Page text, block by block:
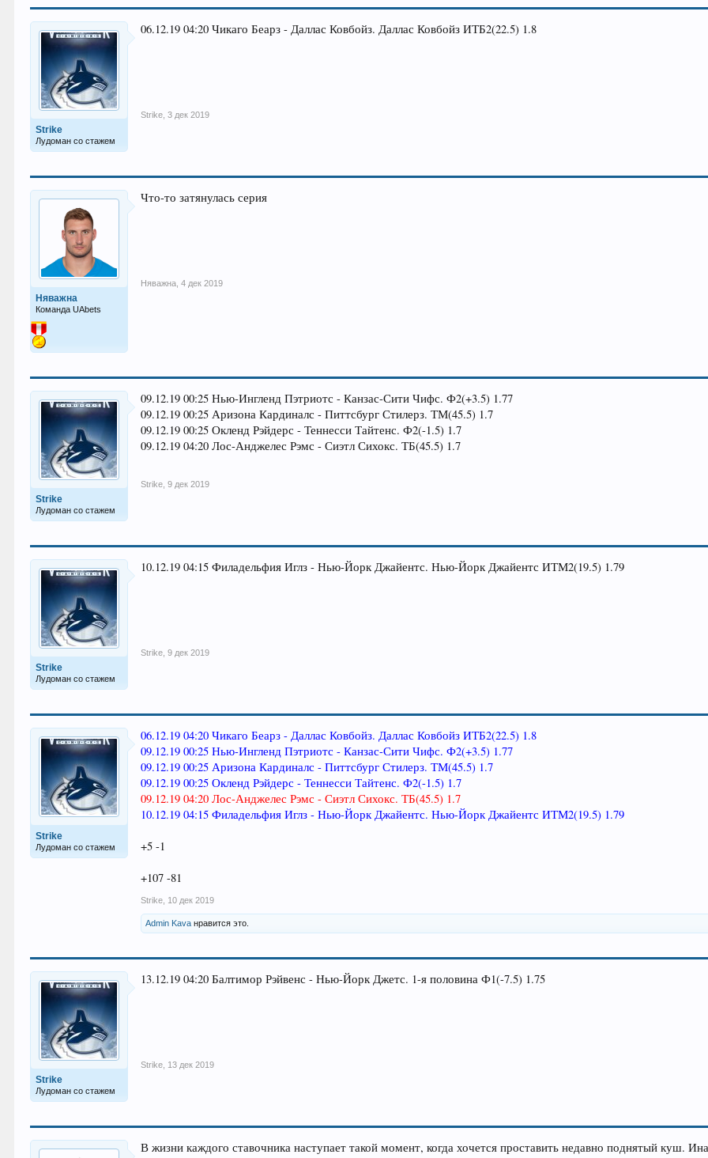
Strike
Лудоман со стажем
06.12.19 04:20 Чикаго Беарз - Даллас Ковбойз. Даллас Ковбойз ИТБ2(22.5) 1.8
Strike 3 дек 2019
Няважна
Команда UAbets
Что-то затянулась серия
Няважна 4 дек 2019
Strike
Лудоман со стажем
09.12.19 00:25 Нью-Ингленд Пэтриотс - Канзас-Сити Чифс. Ф2(+3.5) 1.77
09.12.19 00:25 Аризона Кардиналс - Питтсбург Стилерз. ТМ(45.5) 1.7
09.12.19 00:25 Окленд Рэйдерс - Теннесси Тайтенс. Ф2(-1.5) 1.7
09.12.19 04:20 Лос-Анджелес Рэмс - Сиэтл Сихокс. ТБ(45.5) 1.7
Strike 9 дек 2019
Strike
Лудоман со стажем
10.12.19 04:15 Филадельфия Иглз - Нью-Йорк Джайентс. Нью-Йорк Джайентс ИТМ2(19.5) 1.79
Strike 9 дек 2019
Strike
Лудоман со стажем
06.12.19 04:20 Чикаго Беарз - Даллас Ковбойз. Даллас Ковбойз ИТБ2(22.5) 1.8
09.12.19 00:25 Нью-Ингленд Пэтриотс - Канзас-Сити Чифс. Ф2(+3.5) 1.77
09.12.19 00:25 Аризона Кардиналс - Питтсбург Стилерз. ТМ(45.5) 1.7
09.12.19 00:25 Окленд Рэйдерс - Теннесси Тайтенс. Ф2(-1.5) 1.7
09.12.19 04:20 Лос-Анджелес Рэмс - Сиэтл Сихокс. ТБ(45.5) 1.7
10.12.19 04:15 Филадельфия Иглз - Нью-Йорк Джайентс. Нью-Йорк Джайентс ИТМ2(19.5) 1.79
+5 -1
+107 -81
Strike 10 дек 2019
Admin Kava нравится это.
Strike
Лудоман со стажем
13.12.19 04:20 Балтимор Рэйвенс - Нью-Йорк Джетс. 1-я половина Ф1(-7.5) 1.75
Strike 13 дек 2019
В жизни каждого ставочника наступает такой момент, когда хочется проставить недавно поднятый куш.